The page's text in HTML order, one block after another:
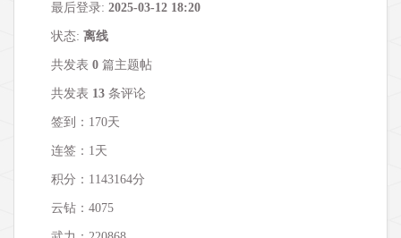
最后登录: 2025-03-12 18:20
状态: 离线
共发表 0 篇主题帖
共发表 13 条评论
签到：170天
连签：1天
积分：1143164分
云钻：4075